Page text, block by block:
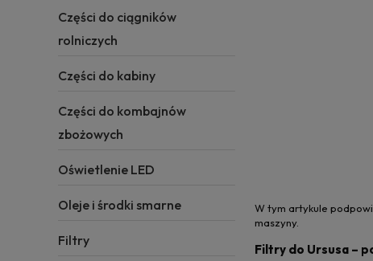
Części do ciągników
rolniczych
Części do kabiny
Części do kombajnów
zbożowych
Oświetlenie LED
Oleje i środki smarne
Filtry
W tym artykule
maszyny.
Filtry do Ursusa –